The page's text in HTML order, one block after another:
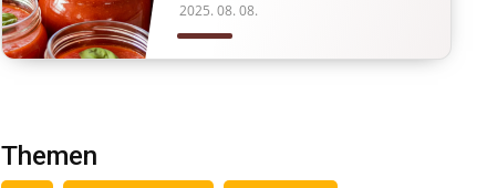
2025. 08. 08.
Themen